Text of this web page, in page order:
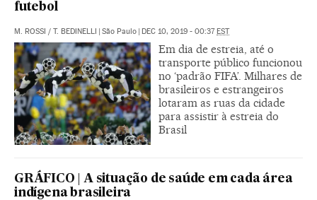
futebol
M. ROSSI / T. BEDINELLI | São Paulo | DEC 10, 2019 - 00:37EST
Em dia de estreia, até o
transporte público funcionou
no ‘padrão FIFA’. Milhares de
brasileiros e estrangeiros
lotaram as ruas da cidade
para assistir à estreia do
Brasil
GRÁFICO | A situação de saúde em cada área
indígena brasileira